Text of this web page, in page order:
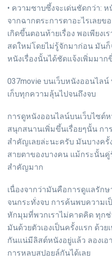
• ความซาบซึ้งจะเด่นชัดกว่า: ห
จากฉากตระการตาอะไรเลย
เกิดขึ้นตอนท้ายเรื่อง พอเพียง
สดใหม่โดยไม่รู้จักมาก่อน มัน
หนังเรื่องนั้นได้ชัดแจ้งเพิ่มมาก
037movie บนเว็บหนังออนไล
เก็บทุกความลุ้นไปจนถึงจบ
การดูหนังออนไลน์บนเว็บไซต์
สนุกสนานเพิ่มขึ้นเรื่อยๆนั้น กา
สำคัญเลยล่ะนะครับ มันบางครั้
สายตาของบางคน แม้กระนั้นคู่
สำคัญมาก
เนื่องจากว่ามันคือการดูแลรัก
จนกระทั่งจบ การค้นพบความเ
หักมุมที่พวกเราไม่คาดคิด ทุก
มันด้วยตัวเองเป็นครั้งแรก ด้ว
กันแน่มีลิสต์หนังอยู่แล้ว ลองเอ
การหลบสปอยล์กันได้เลย